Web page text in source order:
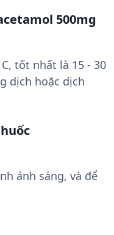
500mg
tốt nhất là 15 - 30
dịch hoặc dịch
ánh sáng, và để